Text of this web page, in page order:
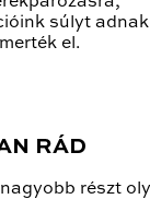
súlyt
el.
RÁD
részt